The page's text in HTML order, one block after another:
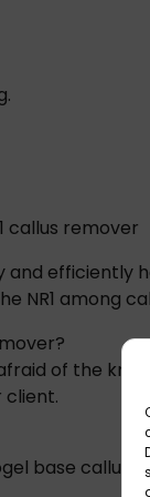
callus remover
and efficiently
NR1 among
of the
client.
base callus